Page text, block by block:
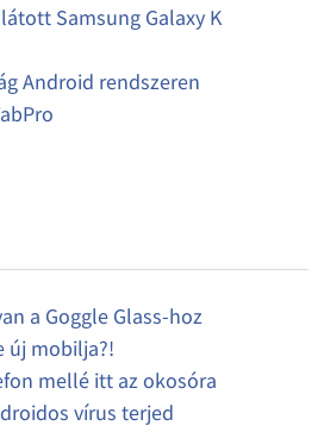
Samsung Galaxy K
Android rendszeren
a Goggle Glass-hoz
új mobilja?!
mellé itt az okosóra
vírus terjed